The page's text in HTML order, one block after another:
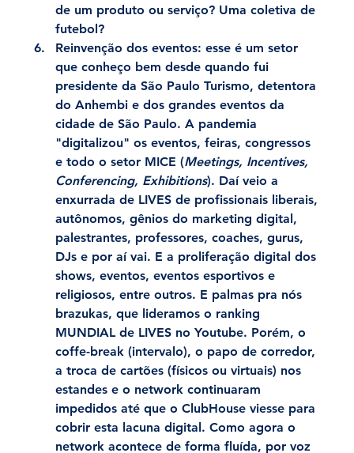
de um produto ou serviço? Uma coletiva de
futebol?
Reinvenção dos eventos: esse é um setor
que conheço bem desde quando fui
presidente da São Paulo Turismo, detentora
do Anhembi e dos grandes eventos da
cidade de São Paulo. A pandemia
"digitalizou" os eventos, feiras, congressos
e todo o setor MICE (Meetings, Incentives,
Conferencing, Exhibitions). Daí veio a
enxurrada de LIVES de profissionais liberais,
autônomos, gênios do marketing digital,
palestrantes, professores, coaches, gurus,
DJs e por aí vai. E a proliferação digital dos
shows, eventos, eventos esportivos e
religiosos, entre outros. E palmas pra nós
brazukas, que lideramos o ranking
MUNDIAL de LIVES no Youtube. Porém, o
coffe-break (intervalo), o papo de corredor,
a troca de cartões (físicos ou virtuais) nos
estandes e o network continuaram
impedidos até que o ClubHouse viesse para
cobrir esta lacuna digital. Como agora o
network acontece de forma fluída, por voz